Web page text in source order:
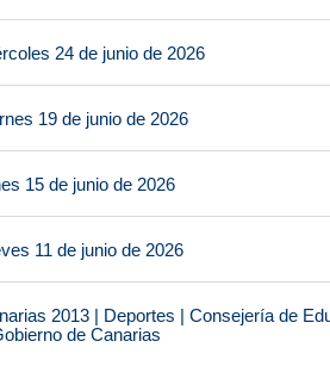
24 de junio de 2026
19 de junio de 2026
15 de junio de 2026
11 de junio de 2026
2013 | Deportes | Consejería de
de Canarias